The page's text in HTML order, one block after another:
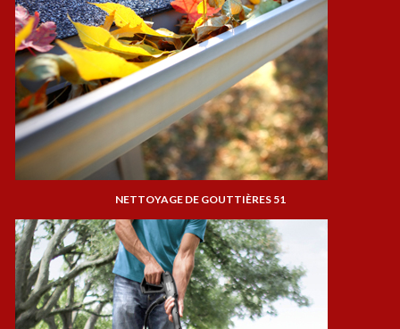
NETTOYAGE DE GOUTTIÈRES 51